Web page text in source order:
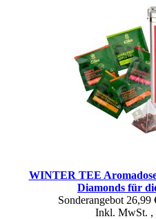
WINTER TEE
Diamonds für
Sonderangebot 26,99
Inkl. MwSt. ,